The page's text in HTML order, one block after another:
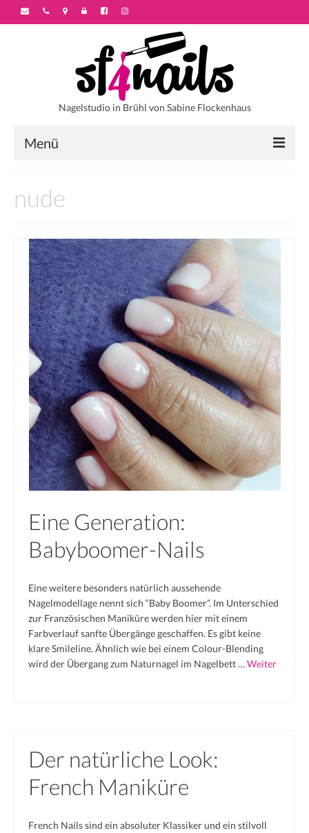
Nagelstudio in Brühl von Sabine Flockenhaus
Menü
Über sf4nails
Galerie
Motivstyles
Colorstyles
French
Black & White
XXL-Styles
Produkt-Test
vorher | nachher
Preise
Impressum
nude
Eine Generation:
Babyboomer-Nails
Eine weitere besonders natürlich aussehende
Nagelmodellage nennt sich “Baby Boomer”. Im Unterschied
zur Französischen Maniküre werden hier mit einem
Farbverlauf sanfte Übergänge geschaffen. Es gibt keine
klare Smileline. Ähnlich wie bei einem Colour-Blending
wird der Übergang zum Naturnagel im Nagelbett …Weiter
Der natürliche Look:
French Maniküre
French Nails sind ein absoluter Klassiker und ein stilvoll